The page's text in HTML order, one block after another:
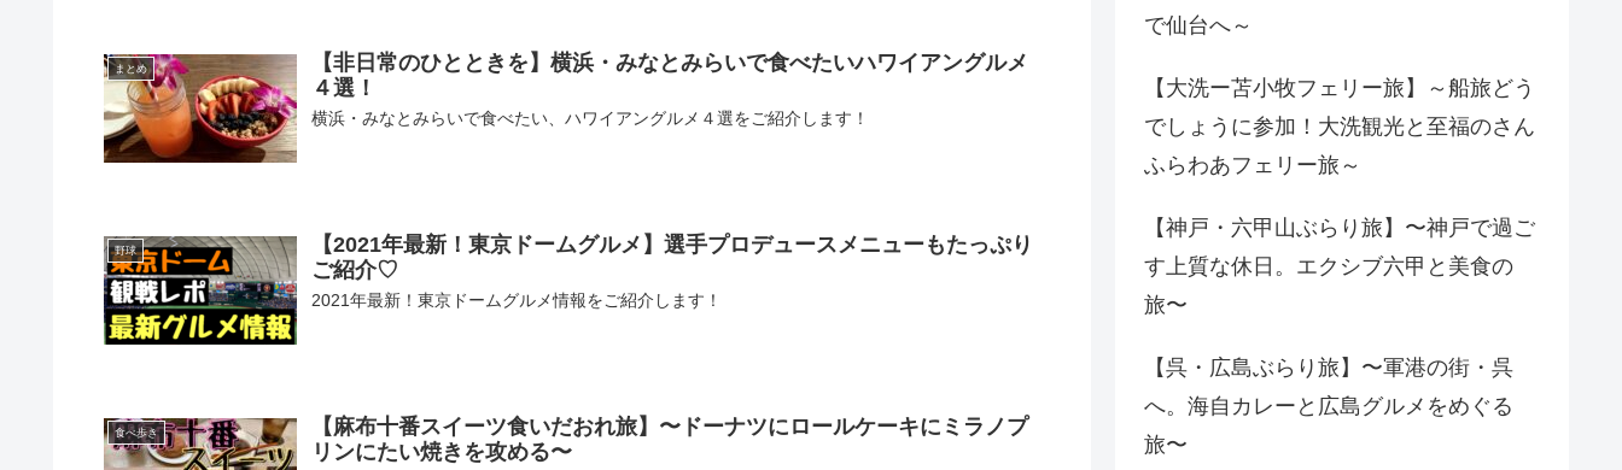
まとめ
【非日常のひとときを】横浜・みなとみらいで食べたいハワイアングルメ
４選！
横浜・みなとみらいで食べたい、ハワイアングルメ４選をご紹介します！
野球
【2021年最新！東京ドームグルメ】選手プロデュースメニューもたっぷり
ご紹介♡
2021年最新！東京ドームグルメ情報をご紹介します！
食べ歩き
【麻布十番スイーツ食いだおれ旅】〜ドーナツにロールケーキにミラノプ
リンにたい焼きを攻める〜
で仙台へ～
【大洗ー苫小牧フェリー旅】～船旅どう
でしょうに参加！大洗観光と至福のさん
ふらわあフェリー旅～
【神戸・六甲山ぶらり旅】〜神戸で過ご
す上質な休日。エクシブ六甲と美食の
旅〜
【呉・広島ぶらり旅】〜軍港の街・呉
へ。海自カレーと広島グルメをめぐる
旅〜